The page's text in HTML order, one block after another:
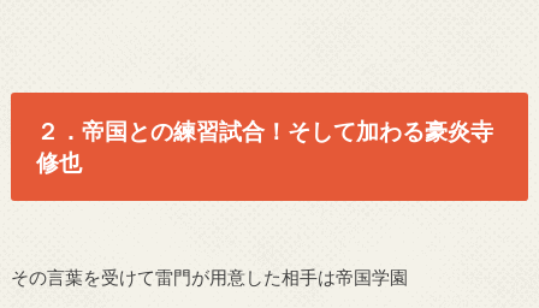
２．帝国との練習試合！そして加わる豪炎寺
修也
その言葉を受けて雷門が用意した相手は帝国学園